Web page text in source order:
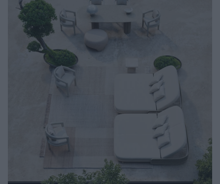
Well being
Ψυχολογία
Υγεία + Διατροφή
Σχέσεις & Σεξ
Working Girl
Πρόσωπα